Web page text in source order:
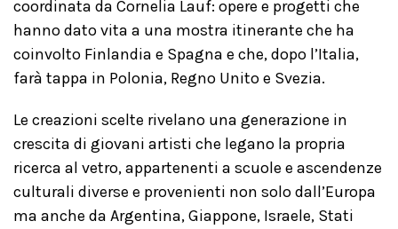
coordinata da Cornelia Lauf: opere e progetti che
hanno dato vita a una mostra itinerante che ha
coinvolto Finlandia e Spagna e che, dopo l’Italia,
farà tappa in Polonia, Regno Unito e Svezia.
Le creazioni scelte rivelano una generazione in
crescita di giovani artisti che legano la propria
ricerca al vetro, appartenenti a scuole e ascendenze
culturali diverse e provenienti non solo dall’Europa
ma anche da Argentina, Giappone, Israele, Stati